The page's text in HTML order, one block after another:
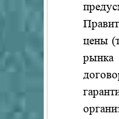
цены
рынка